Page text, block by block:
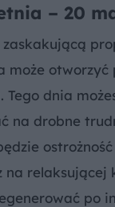
– 20
zaskakującą
może otworzyć
Tego dnia
na drobne
na
po